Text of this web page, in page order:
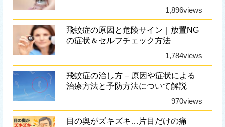
1,896views
飛蚊症の原因と危険サイン｜放置NG
の症状＆セルフチェック方法
1,784views
飛蚊症の治し方 – 原因や症状による
治療方法と予防方法について解説
970views
目の奥がズキズキ…片目だけの痛